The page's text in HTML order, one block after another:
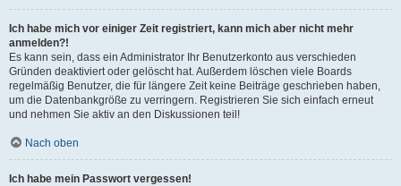
Ich habe mich vor einiger Zeit registriert, kann mich aber nicht mehr
anmelden?!
Es kann sein, dass ein Administrator Ihr Benutzerkonto aus verschieden
Gründen deaktiviert oder gelöscht hat. Außerdem löschen viele Boards
regelmäßig Benutzer, die für längere Zeit keine Beiträge geschrieben haben,
um die Datenbankgröße zu verringern. Registrieren Sie sich einfach erneut
und nehmen Sie aktiv an den Diskussionen teil!
Nach oben
Ich habe mein Passwort vergessen!